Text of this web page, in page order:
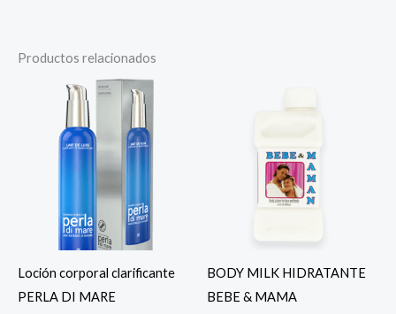
Productos relacionados
Loción corporal clarificante
PERLA DI MARE
BODY MILK HIDRATANTE
BEBE & MAMA